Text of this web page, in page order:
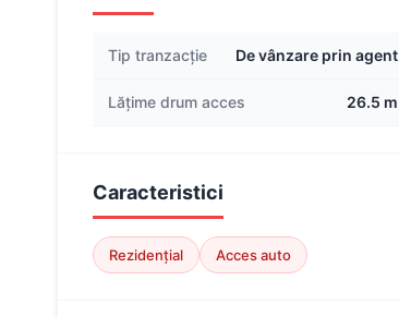
Tip tranzacție De vânzare prin agent
Lățime drum acces 26.5 m
Caracteristici
Rezidențial Acces auto